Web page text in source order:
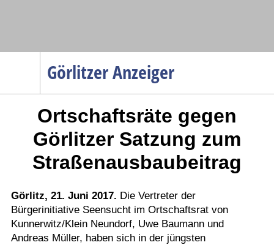
Görlitzer Anzeiger
Menüpunkte
Politik
Gesellschaft
Wirtschaft
Verkehr
Gesundheit
Ortschaftsräte gegen
Görlitzer Satzung zum
Straßenausbaubeitrag
Görlitz, 21. Juni 2017. Die Vertreter der
Bürgerinitiative Seensucht im Ortschaftsrat von
Kunnerwitz/Klein Neundorf, Uwe Baumann und
Andreas Müller, haben sich in der jüngsten